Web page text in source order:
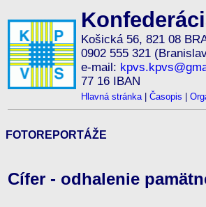
Košická 56, 821 08
0902 555 321
e-mail:
77 16 IBAN
Hlavná stránka| Časopis
FOTOREPORTÁŽE
Cífer - odhalenie